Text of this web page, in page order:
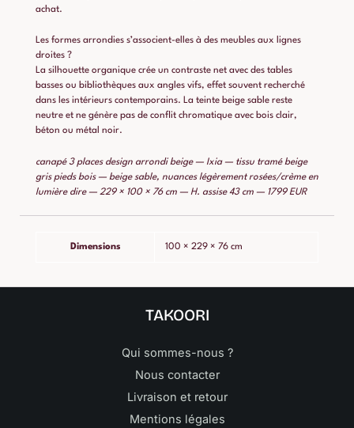
achat.
Les formes arrondies s’associent-elles à des meubles aux lignes
droites ?
La silhouette organique crée un contraste net avec des tables
basses ou bibliothèques aux angles vifs, effet souvent recherché
dans les intérieurs contemporains. La teinte beige sable reste
neutre et ne génère pas de conflit chromatique avec bois clair,
béton ou métal noir.
canapé 3 places design arrondi beige — Ixia — tissu tramé beige
gris pieds bois — beige sable, nuances légèrement rosées/crème en
lumière dire — 229 × 100 × 76 cm — H. assise 43 cm — 1799 EUR
Dimensions 100 × 229 × 76 cm
TAKOORI
Qui sommes-nous ?
Nous contacter
Livraison et retour
Mentions légales